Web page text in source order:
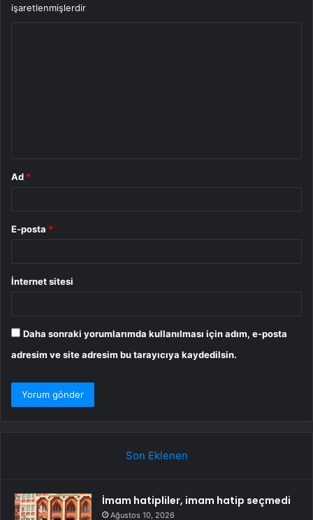
işaretlenmişlerdir
Ad *
E-posta *
İnternet sitesi
Daha sonraki yorumlarımda kullanılması için adım, e-posta
adresim ve site adresim bu tarayıcıya kaydedilsin.
Son Eklenen
İmam hatipliler, imam hatip seçmedi
Ağustos 10, 2026